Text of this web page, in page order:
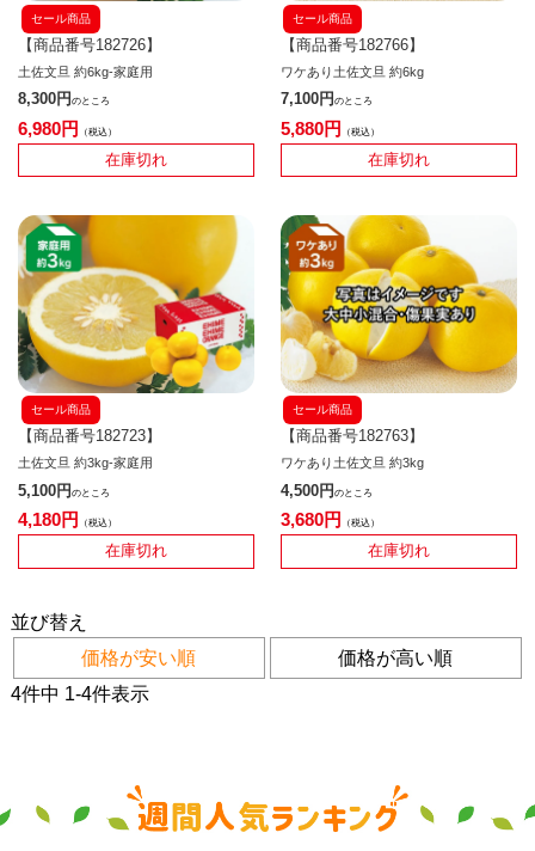
セール商品
【商品番号182726】
土佐文旦 約6kg-家庭用
8,300 のところ
6,980 税込
在庫切れ
セール商品
【商品番号182766】
ワケあり土佐文旦 約6kg
7,100 のところ
5,880 税込
在庫切れ
セール商品
【商品番号182723】
土佐文旦 約3kg-家庭用
5,100 のところ
4,180 税込
在庫切れ
セール商品
【商品番号182763】
ワケあり土佐文旦 約3kg
4,500 のところ
3,680 税込
在庫切れ
並び替え
価格が安い順
価格が高い順
4件中 1-4件表示